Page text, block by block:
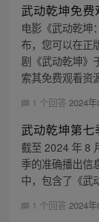
武动乾坤免费
电影《武动乾坤
布，您可以在正
剧《武动乾坤》
索其免费观看资
1 个回答 2024
武动乾坤第七
截至 2024 年 8
季的准确播出信
中，包含了《武
1 个回答 2024